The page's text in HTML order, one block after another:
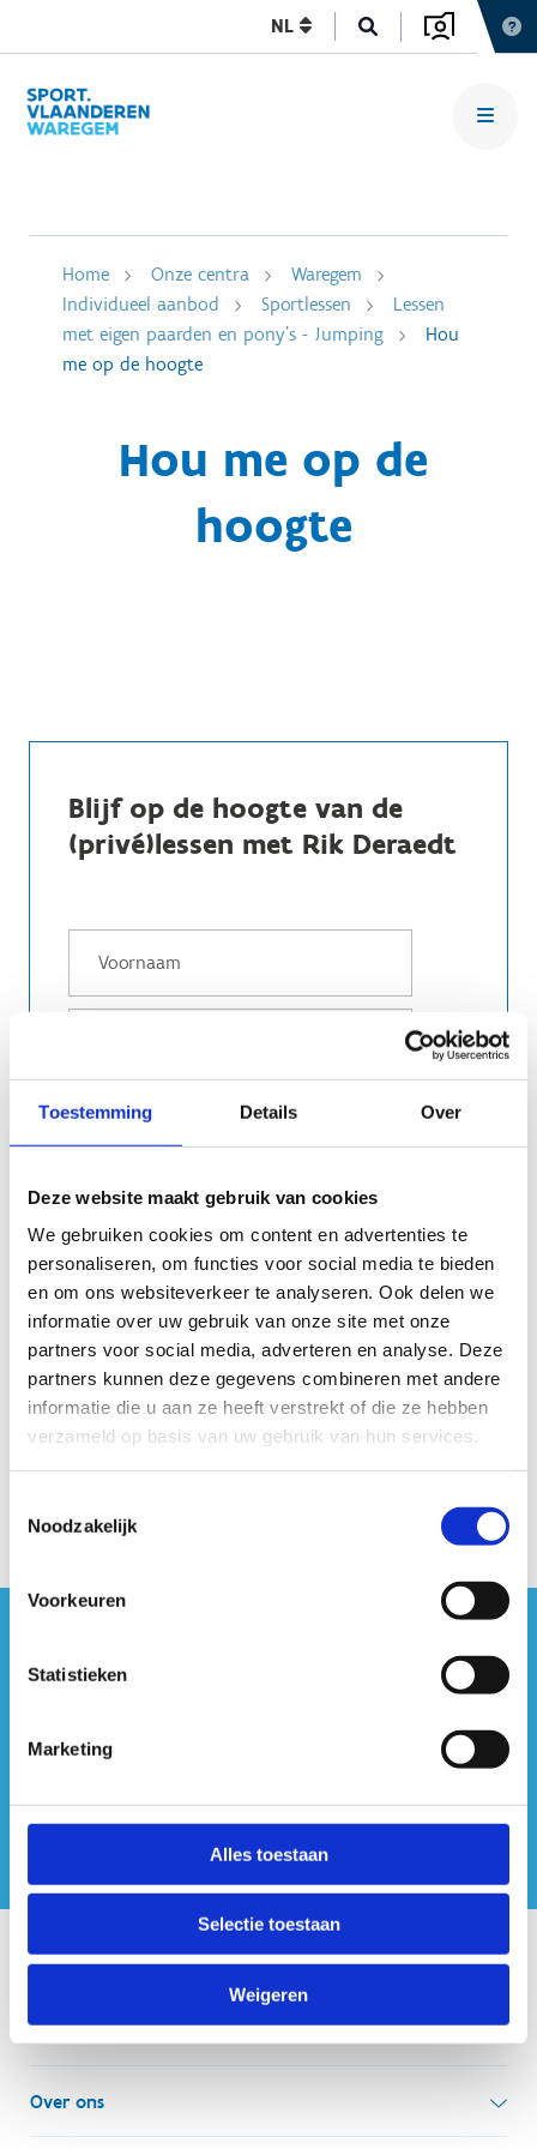
Toestemming Details Over
Deze website maakt gebruik van cookies
We gebruiken cookies om content en advertenties te
personaliseren, om functies voor social media te bieden
en om ons websiteverkeer te analyseren. Ook delen we
informatie over uw gebruik van onze site met onze
partners voor social media, adverteren en analyse. Deze
partners kunnen deze gegevens combineren met andere
informatie die u aan ze heeft verstrekt of die ze hebben
verzameld op basis van uw gebruik van hun services.
Noodzakelijk
Voorkeuren
Statistieken
Marketing
Alles toestaan
Selectie toestaan
Weigeren
NL
Home Onze centra
Waregem
Individueel aanbod
Sportlessen
Lessen
met eigen paarden en pony's - Jumping
Hou
me op de hoogte
Hou me op de
hoogte
Blijf op de hoogte van de
(privé)lessen met Rik Deraedt
volgende lessen
Groepslessen jumping
Privélessen jumping
#sportersbelevenmeer
Onze centra
Sport Vlaanderen Hoofdzetel
Simon Bolivarlaan 17
1000 Brussel
Over ons